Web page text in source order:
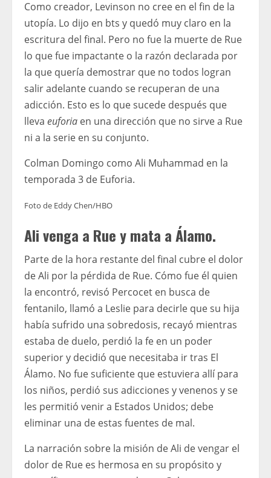
Como creador, Levinson no cree en el fin de la
utopía. Lo dijo en bts y quedó muy claro en la
escritura del final. Pero no fue la muerte de Rue
lo que fue impactante o la razón declarada por
la que quería demostrar que no todos logran
salir adelante cuando se recuperan de una
adicción. Esto es lo que sucede después que
lleva euforia en una dirección que no sirve a Rue
ni a la serie en su conjunto.
Colman Domingo como Ali Muhammad en la
temporada 3 de Euforia.
Foto de Eddy Chen/HBO
Ali venga a Rue y mata a Álamo.
Parte de la hora restante del final cubre el dolor
de Ali por la pérdida de Rue. Cómo fue él quien
la encontró, revisó Percocet en busca de
fentanilo, llamó a Leslie para decirle que su hija
había sufrido una sobredosis, recayó mientras
estaba de duelo, perdió la fe en un poder
superior y decidió que necesitaba ir tras El
Álamo. No fue suficiente que estuviera allí para
los niños, perdió sus adicciones y venenos y se
les permitió venir a Estados Unidos; debe
eliminar una de estas fuentes de mal.
La narración sobre la misión de Ali de vengar el
dolor de Rue es hermosa en su propósito y